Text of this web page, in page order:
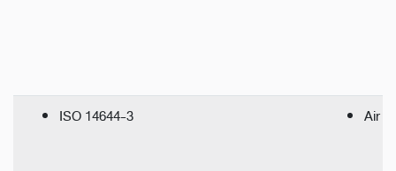
ISO 14644-3 Air